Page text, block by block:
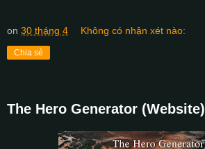
on 30 tháng 4 Không có nhận xét nào:
Chia sẻ
The Hero Generator (Website)